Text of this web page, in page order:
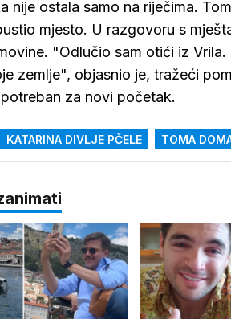
nije ostala samo na riječima.
mjesto. U razgovoru s
"Odlučio sam otići iz
zemlje", objasnio je, tražeći
za novi početak.
KATARINA DIVLJE PČELE TOMA